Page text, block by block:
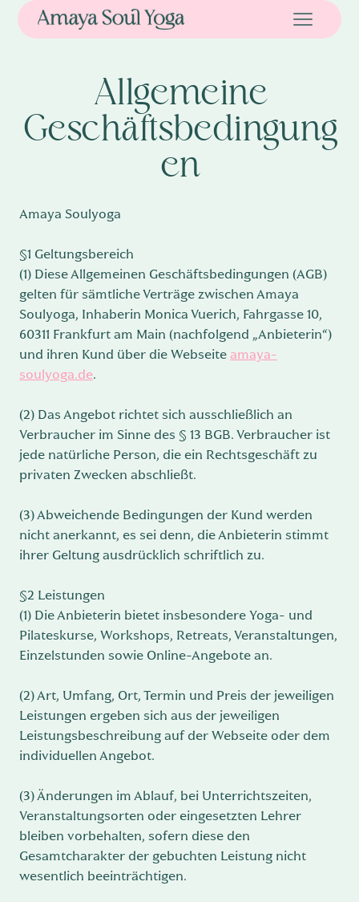
Allgemeine
Geschäftsbedingung
en
Amaya Soulyoga
§1 Geltungsbereich
(1) Diese Allgemeinen Geschäftsbedingungen (AGB)
gelten für sämtliche Verträge zwischen Amaya
Soulyoga, Inhaberin Monica Vuerich, Fahrgasse 10,
60311 Frankfurt am Main (nachfolgend „Anbieterin“)
und ihren Kund über die Webseite amaya-
soulyoga.de.
(2) Das Angebot richtet sich ausschließlich an
Verbraucher im Sinne des § 13 BGB. Verbraucher ist
jede natürliche Person, die ein Rechtsgeschäft zu
privaten Zwecken abschließt.
(3) Abweichende Bedingungen der Kund werden
nicht anerkannt, es sei denn, die Anbieterin stimmt
ihrer Geltung ausdrücklich schriftlich zu.
§2 Leistungen
(1) Die Anbieterin bietet insbesondere Yoga- und
Pilateskurse, Workshops, Retreats, Veranstaltungen,
Einzelstunden sowie Online-Angebote an.
(2) Art, Umfang, Ort, Termin und Preis der jeweiligen
Leistungen ergeben sich aus der jeweiligen
Leistungsbeschreibung auf der Webseite oder dem
individuellen Angebot.
(3) Änderungen im Ablauf, bei Unterrichtszeiten,
Veranstaltungsorten oder eingesetzten Lehrer
bleiben vorbehalten, sofern diese den
Gesamtcharakter der gebuchten Leistung nicht
wesentlich beeinträchtigen.